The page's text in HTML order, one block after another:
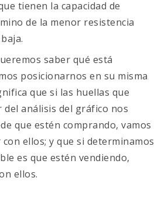
tienen la capacidad de
de la menor resistencia
saber qué está
posicionarnos en su misma
que si las huellas que
análisis del gráfico nos
que estén comprando, vamos
ellos; y que si determinamos
es que estén vendiendo,
ellos.